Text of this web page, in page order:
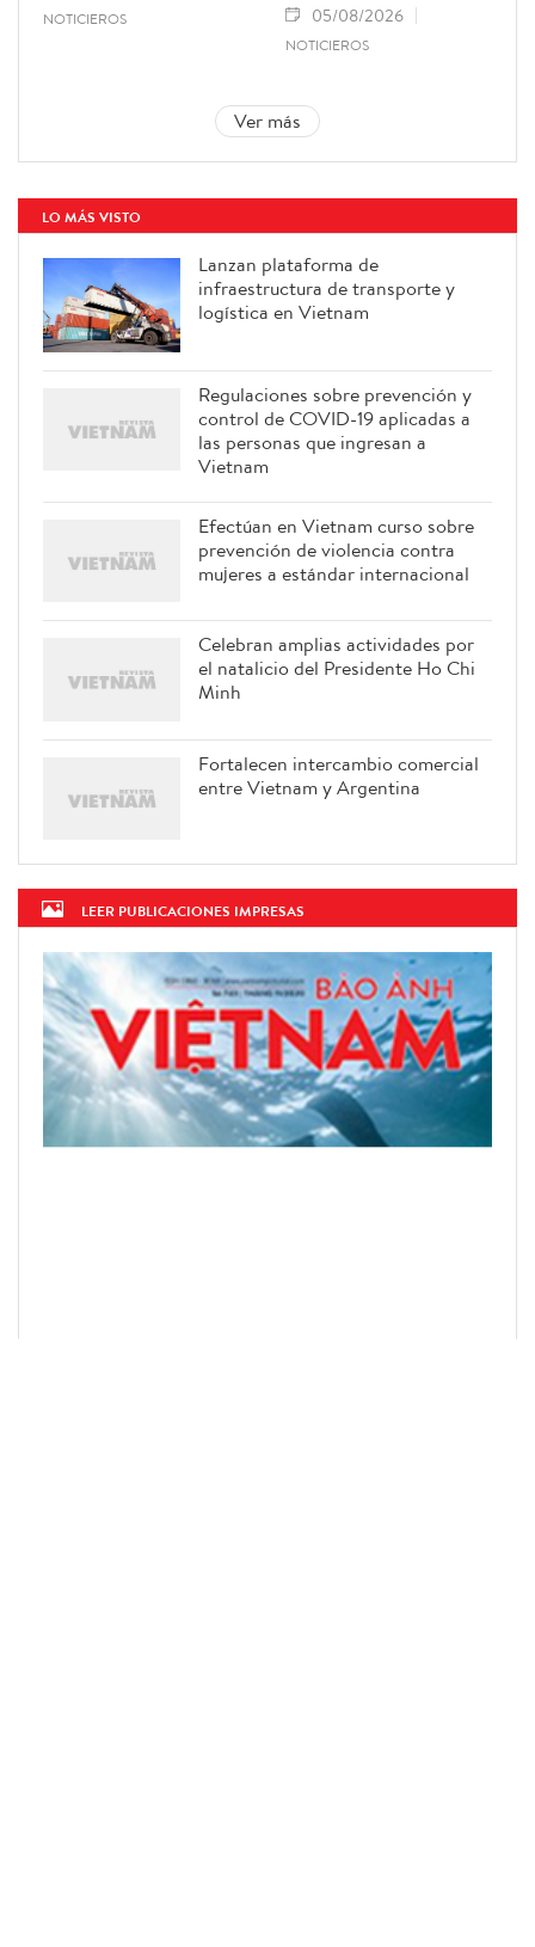
NOTICIEROS 05/08/2026
NOTICIEROS
Ver más
LO MÁS VISTO
Lanzan plataforma de
infraestructura de transporte y
logística en Vietnam
Regulaciones sobre prevención y
control de COVID-19 aplicadas a
las personas que ingresan a
Vietnam
Efectúan en Vietnam curso sobre
prevención de violencia contra
mujeres a estándar internacional
Celebran amplias actividades por
el natalicio del Presidente Ho Chi
Minh
Fortalecen intercambio comercial
entre Vietnam y Argentina
LEER PUBLICACIONES IMPRESAS